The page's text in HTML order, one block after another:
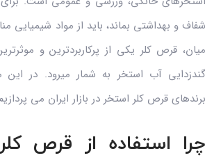
و بهداشتی بماند، باید از مواد شیمیایی
قرص کلر یکی از پرکاربردترین و
آب استخر به شمار میرود. در
قرص کلر استخر در بازار ایران می
استفاده از قرص